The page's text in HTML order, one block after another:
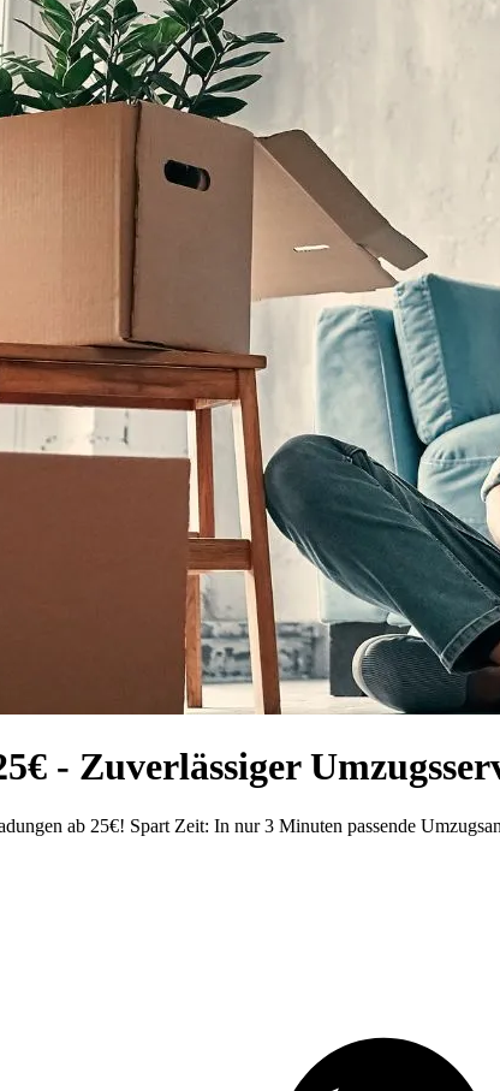
- Zuverlässiger
ab 25€! Spart Zeit: In nur 3 Minuten passende